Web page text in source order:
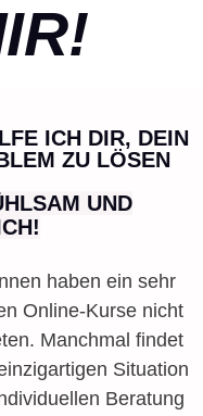
ICH DIR, DEIN
ZU LÖSEN
UND
haben ein sehr
Online-Kurse nicht
Manchmal findet
Situation
Beratung